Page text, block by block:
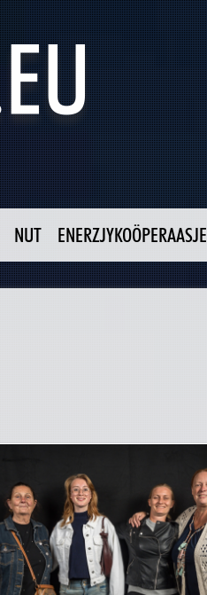
NUT ENERZJYKOÖPERAASJE